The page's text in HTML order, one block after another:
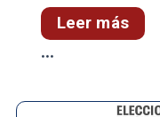
Leer más
...